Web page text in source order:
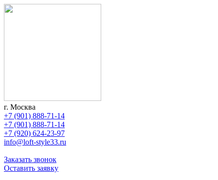
г. Москва
+7 (901) 888-71-14
+7 (901) 888-71-14
+7 (920) 624-23-97
info@loft-style33.ru
Заказать звонок
Оставить заявку